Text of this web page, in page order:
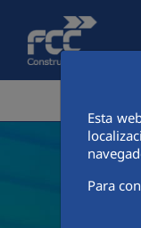
Pular para o
Esta
Para